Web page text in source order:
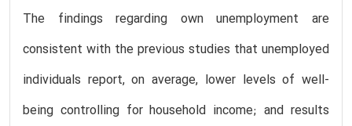
The findings regarding own unemployment are
consistent with the previous studies that unemployed
individuals report, on average, lower levels of well-
being controlling for household income; and results